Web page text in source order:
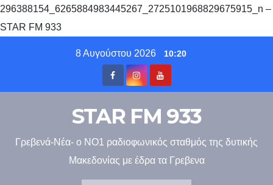
296388154_6265884983445267_2725101968829675915_n –
STAR FM 933
8 Αυγούστου 2026 10:20
STAR FM 933
Γρεβενά-Νέα- ο ΝΟ1 ραδιοφωνικός σταθμός της δυτικής
Μακεδονίας με έδρα τα Γρεβενα